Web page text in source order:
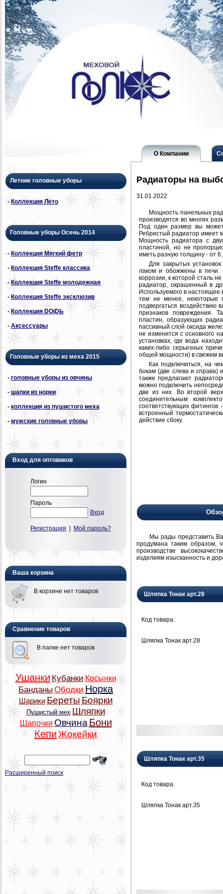
О Компании
Летние головные уборы
- Коллекция Лето
Головные уборы Осень 2014
- Коллекция Мягкий фетр
- Коллекция Steffe классика
-Коллекция Steffe молодежная
- Коллекция Steffe эксклюзив
- Коллекция DОjDЬ
- Аксессуары
Головные уборы из меха 2015
- головные уборы из овчины
-шапки из норки
- коллекция из пушистого меха
- мужские головные уборы
Вход для оптовиков
Логин
Пароль
Вход
Регистрация Мой пароль?
Ваша корзина
В корзине нет товаров
Сравнение товаров
В папке нет товаров
Ушанки Кубанки Косынки
Банданы Ободки Норка
Шарики Береты Боярки
Пушистый мех Шляпки
Шапочки Овчина Бони
Кепи Жокейки
Расширенный поиск
Радиаторы на
31.01.2022
Мощность панельных
производятся во многих
Под один размер вы
Ребристый радиатор имеет
Мощность радиатора с
пластиной, но не
иметь разную толщину - от 6
Для закрытых
лаком и обожжены в печи.
коррозии, к которой сталь
радиатор, окрашенный в
Используемого в
тем не менее, некоторые
подвергаться воздействию
признаков повреждения.
пластин, образующих
пассивный слой оксида
не изменится с основного
установках, где вода
каких-либо серьезных
общей мощности) в свежем
Как подключиться, на
бокам (две слева и справа)
также предлагают
можно подключить
две из них. Во второй
соединительным
соответствующих
встроенный
действие сбоку.
Мы рады представить Вам
продумана таким образом,
производстве
изделиям изысканность и
Шляпка Тонак арт.28
Код товара:
Шляпка Тонак арт.28
Шляпка Тонак арт.35
Код товара:
Шляпка Тонак арт.35